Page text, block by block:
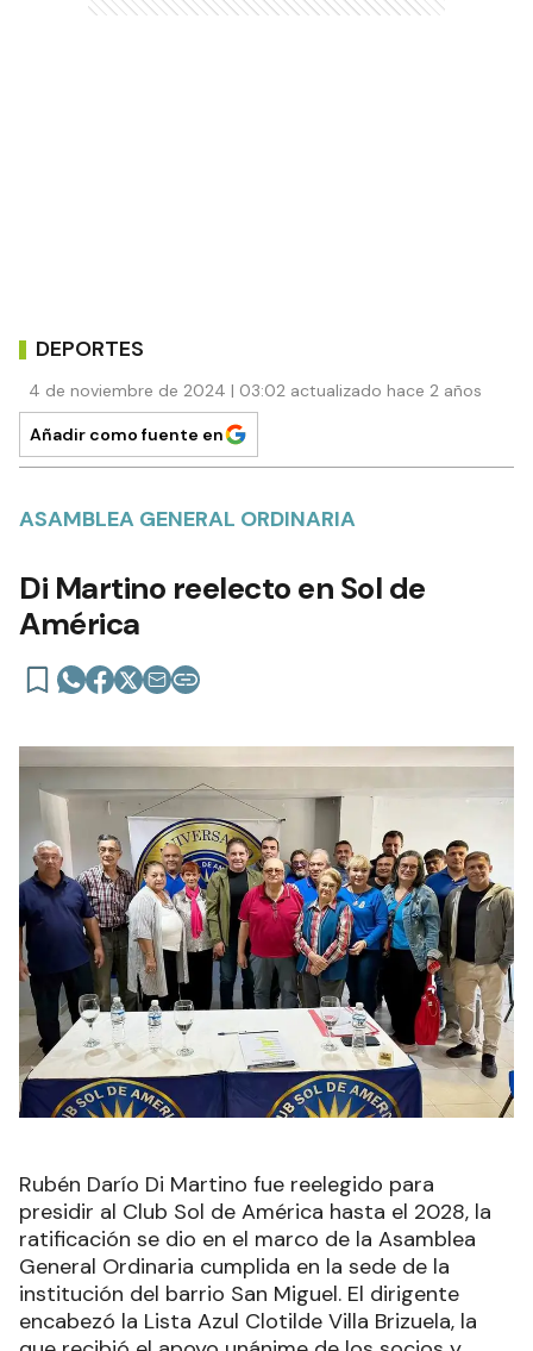
DEPORTES
4 de noviembre de 2024 | 03:02 actualizado hace 2 años
Añadir como fuente en
ASAMBLEA GENERAL ORDINARIA
Di Martino reelecto en Sol de
América
Rubén Darío Di Martino fue reelegido para
presidir al Club Sol de América hasta el 2028, la
ratificación se dio en el marco de la Asamblea
General Ordinaria cumplida en la sede de la
institución del barrio San Miguel. El dirigente
encabezó la Lista Azul Clotilde Villa Brizuela, la